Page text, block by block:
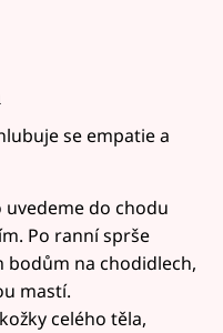
se empatie a
uvedeme do chodu
Po ranní sprše
na chodidlech,
mastí.
celého těla,